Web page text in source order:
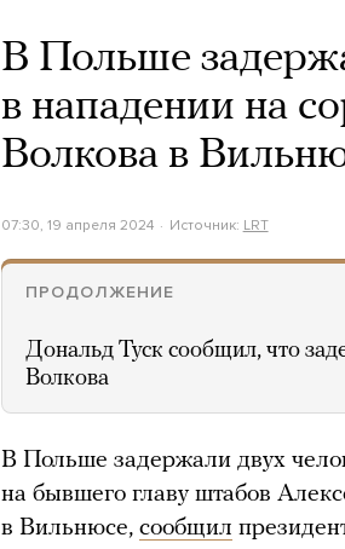
В Польше
в нападении на
Волкова в
07:30, 19 апреля 2024 Источник: LRT
ПРОДОЛЖЕНИЕ
Дональд Туск сообщил, что
Волкова
В Польше задержали двух
на бывшего главу штабов
в Вильнюсе, сообщил